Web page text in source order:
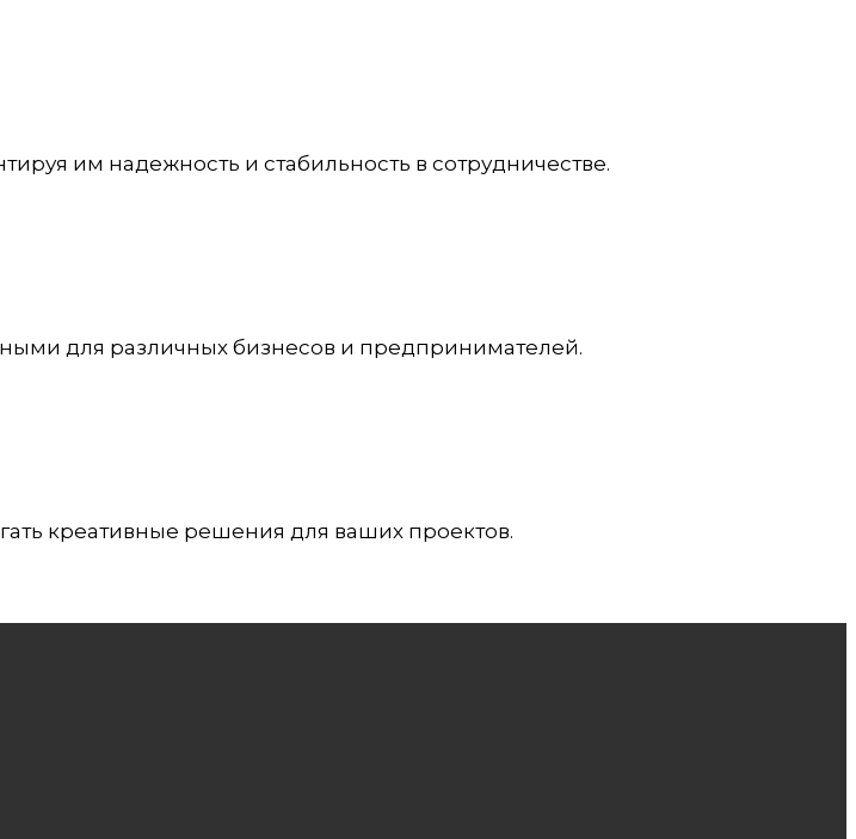
им надежность и стабильность в сотрудничестве.
для различных бизнесов и предпринимателей.
креативные решения для ваших проектов.